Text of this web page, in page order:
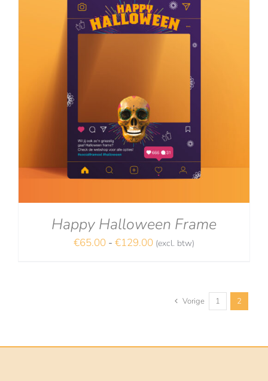
Happy Halloween Frame
€65.00 - €129.00Prijsklasse:
€129.00
(excl. btw)
Vorige 1 2